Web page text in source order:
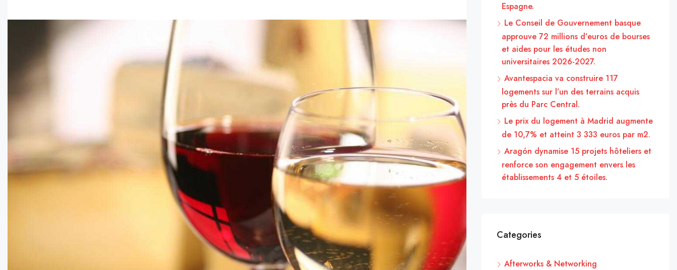
Espagne.
Le Conseil de Gouvernement basque
approuve 72 millions d’euros de bourses
et aides pour les études non
universitaires 2026-2027.
Avantespacia va construire 117
logements sur l’un des terrains acquis
près du Parc Central.
Le prix du logement à Madrid augmente
de 10,7% et atteint 3 333 euros par m2.
Aragón dynamise 15 projets hôteliers et
renforce son engagement envers les
établissements 4 et 5 étoiles.
Categories
Afterworks & Networking